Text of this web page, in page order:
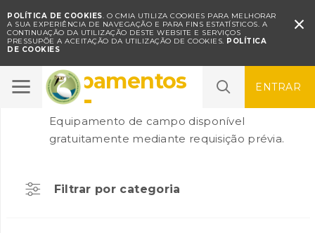
POLÍTICA DE COOKIES. O CMIA UTILIZA COOKIES PARA MELHORAR
A SUA EXPERIÊNCIA DE NAVEGAÇÃO E PARA FINS ESTATÍSTICOS. A
CONTINUAÇÃO DA UTILIZAÇÃO DESTE WEBSITE E SERVIÇOS
PRESSUPÕE A ACEITAÇÃO DA UTILIZAÇÃO DE COOKIES. POLÍTICA
DE COOKIES

ENTRAR
Equipamentos
Equipamento de campo disponível
gratuitamente mediante requisição prévia.
Filtrar por categoria